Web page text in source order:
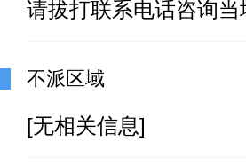
请拔打联系电话咨询
不派区域
[无相关信息]